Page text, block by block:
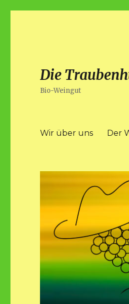
Die
Bio-Weingut
Wir über uns Der